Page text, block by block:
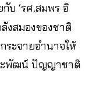
บ ‘รศ.สมพร อิ
งสมองของชาติ
ระจายอำนาจให้
ะพัฒน์ ปัญญาชาติ